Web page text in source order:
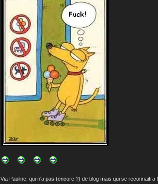
Via Pauline, qui n'a pas (encore ?) de blog mais qui se reconnaitra !